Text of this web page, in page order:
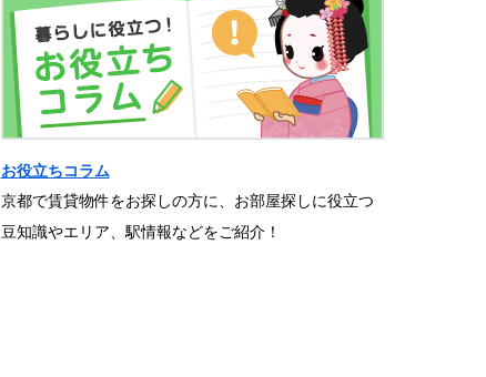
お役立ちコラム
京都で賃貸物件をお探しの方に、お部屋探しに役立つ
豆知識やエリア、駅情報などをご紹介！